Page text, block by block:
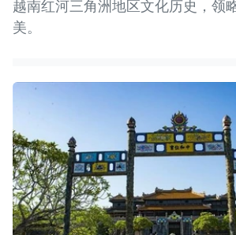
越南红河三角洲地区文化历史，领
美。